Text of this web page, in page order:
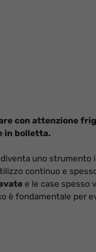
con attenzione
in bolletta.
diventa uno strumento
continuo e
e le case spesso
è fondamentale per